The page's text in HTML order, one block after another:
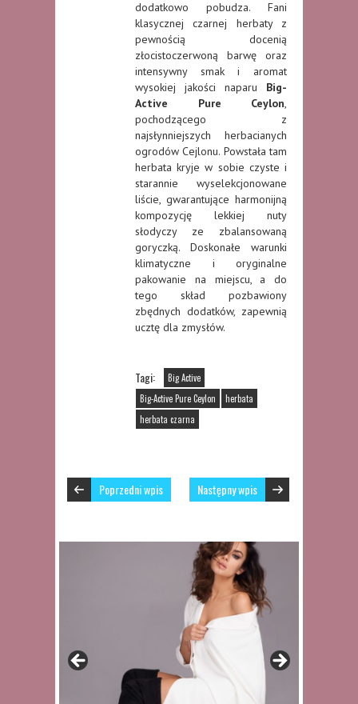
dodatkowo pobudza. Fani
klasycznej czarnej herbaty z
pewnością docenią
złocistoczerwoną barwę oraz
intensywny smak i aromat
wysokiej jakości naparu Big-
Active Pure Ceylon,
pochodzącego z
najsłynniejszych herbacianych
ogrodów Cejlonu. Powstała tam
herbata kryje w sobie czyste i
starannie wyselekcjonowane
liście, gwarantujące harmonijną
kompozycję lekkiej nuty
słodyczy ze zbalansowaną
goryczką. Doskonałe warunki
klimatyczne i oryginalne
pakowanie na miejscu, a do
tego skład pozbawiony
zbędnych dodatków, zapewnią
ucztę dla zmysłów.
Tagi:
Big Active
Big-Active Pure Ceylon
herbata
herbata czarna
Poprzedni wpis Następny wpis